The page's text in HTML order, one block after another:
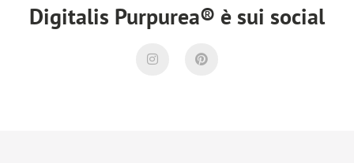
Digitalis Purpurea® è sui social